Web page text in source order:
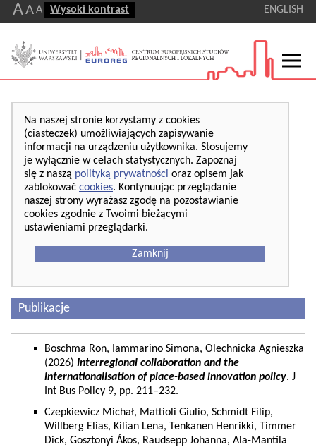
AA A Wysoki kontrast ENGLISH
Na naszej stronie korzystamy z cookies
(ciasteczek) umożliwiających zapisywanie
informacji na urządzeniu użytkownika. Stosujemy
je wyłącznie w celach statystycznych. Zapoznaj
się z naszą polityką prywatności oraz opisem jak
zablokować cookies. Kontynuując przeglądanie
naszej strony wyrażasz zgodę na pozostawianie
cookies zgodnie z Twoimi bieżącymi
ustawieniami przeglądarki.
Zamknij
Publikacje
Boschma Ron, Iammarino Simona, Olechnicka Agnieszka
(2026) Interregional collaboration and the
internationalisation of place-based innovation policy. J
Int Bus Policy 9, pp. 211–232.
Czepkiewicz Michał, Mattioli Giulio, Schmidt Filip,
Willberg Elias, Kilian Lena, Tenkanen Henrikki, Timmer
Dick, Gosztonyi Ákos, Raudsepp Johanna, Ala-Mantila